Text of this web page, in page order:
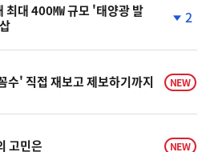
최대 400㎿ 규모 '태양광 발
계
락
2
수' 직접 재보고 제보하기까지 NEW
고민은 NEW